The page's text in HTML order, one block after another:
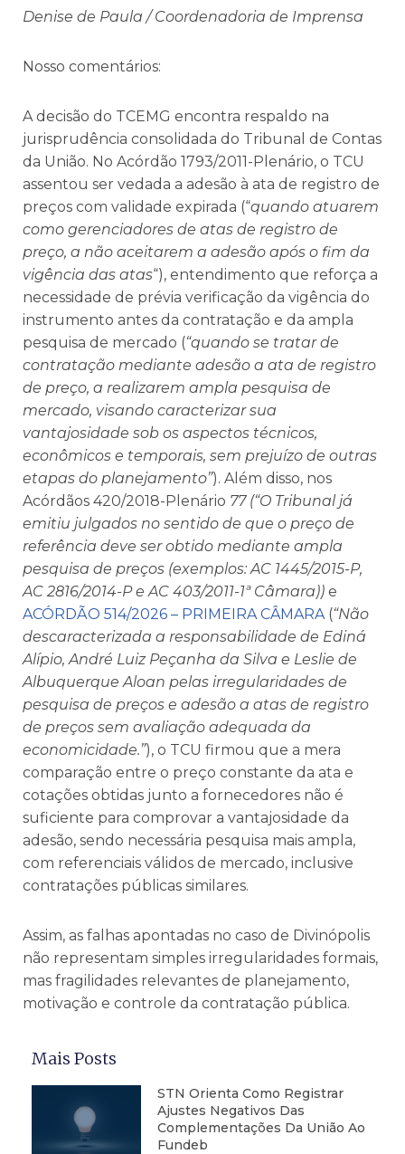
Denise de Paula / Coordenadoria de Imprensa
Nosso comentários:
A decisão do TCEMG encontra respaldo na
jurisprudência consolidada do Tribunal de Contas
da União. No Acórdão 1793/2011-Plenário, o TCU
assentou ser vedada a adesão à ata de registro de
preços com validade expirada (“quando atuarem
como gerenciadores de atas de registro de
preço, a não aceitarem a adesão após o fim da
vigência das atas“), entendimento que reforça a
necessidade de prévia verificação da vigência do
instrumento antes da contratação e da ampla
pesquisa de mercado (“quando se tratar de
contratação mediante adesão a ata de registro
de preço, a realizarem ampla pesquisa de
mercado, visando caracterizar sua
vantajosidade sob os aspectos técnicos,
econômicos e temporais, sem prejuízo de outras
etapas do planejamento”). Além disso, nos
Acórdãos 420/2018-Plenário 77 (“O Tribunal já
emitiu julgados no sentido de que o preço de
referência deve ser obtido mediante ampla
pesquisa de preços (exemplos: AC 1445/2015-P,
AC 2816/2014-P e AC 403/2011-1ª Câmara)) e
ACÓRDÃO 514/2026 – PRIMEIRA CÂMARA (“Não
descaracterizada a responsabilidade de Ediná
Alípio, André Luiz Peçanha da Silva e Leslie de
Albuquerque Aloan pelas irregularidades de
pesquisa de preços e adesão a atas de registro
de preços sem avaliação adequada da
economicidade.”), o TCU firmou que a mera
comparação entre o preço constante da ata e
cotações obtidas junto a fornecedores não é
suficiente para comprovar a vantajosidade da
adesão, sendo necessária pesquisa mais ampla,
com referenciais válidos de mercado, inclusive
contratações públicas similares.
Assim, as falhas apontadas no caso de Divinópolis
não representam simples irregularidades formais,
mas fragilidades relevantes de planejamento,
motivação e controle da contratação pública.
Mais Posts
STN Orienta Como Registrar
Ajustes Negativos Das
Complementações Da União Ao
Fundeb